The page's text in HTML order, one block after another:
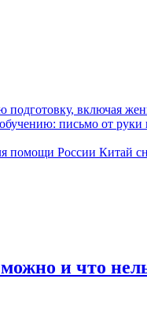
Китай
и что